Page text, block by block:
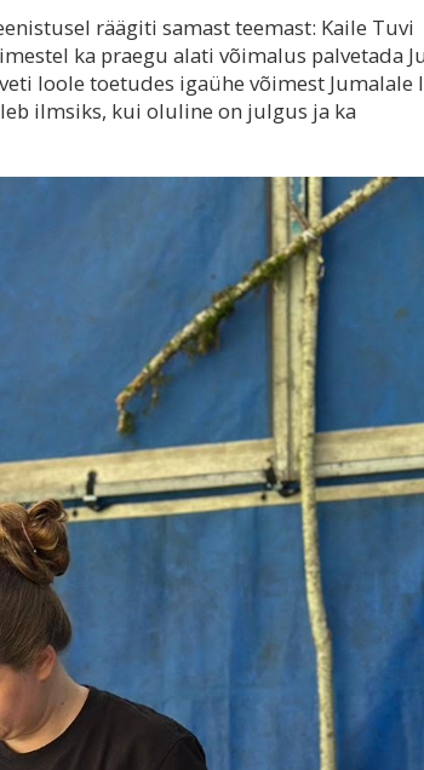
räägiti samast teemast: Kaile Tuvi
ka praegu alati võimalus palvetada
loole toetudes igaühe võimest Jumalale
ilmsiks, kui oluline on julgus ja ka